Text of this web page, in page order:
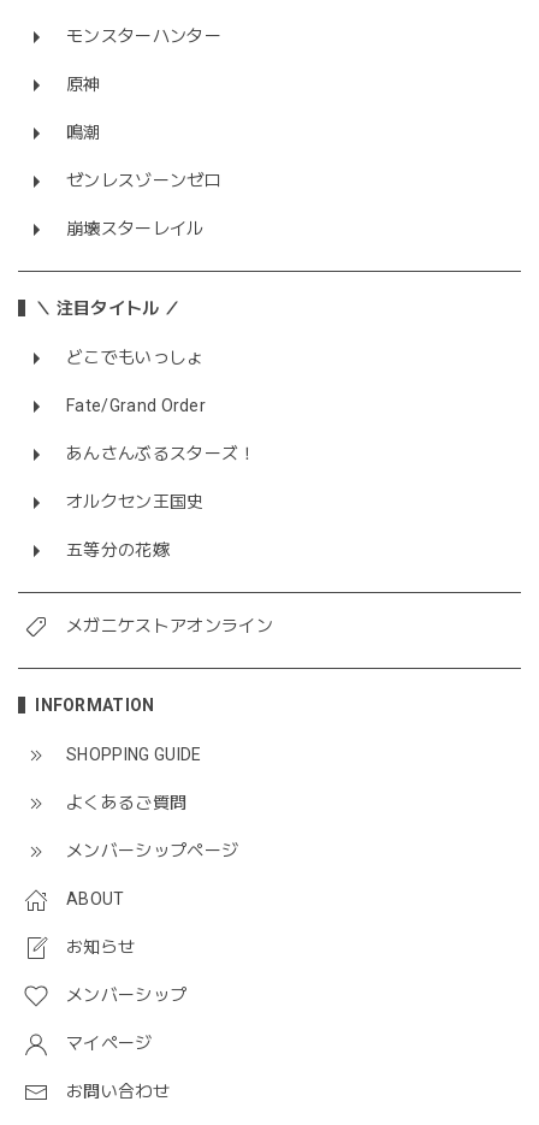
モンスターハンター
原神
鳴潮
ゼンレスゾーンゼロ
崩壊スターレイル
＼ 注目タイトル ／
どこでもいっしょ
Fate/Grand Order
あんさんぶるスターズ！
オルクセン王国史
五等分の花嫁
メガニケストアオンライン
INFORMATION
SHOPPING GUIDE
よくあるご質問
メンバーシップページ
ABOUT
お知らせ
メンバーシップ
マイページ
お問い合わせ